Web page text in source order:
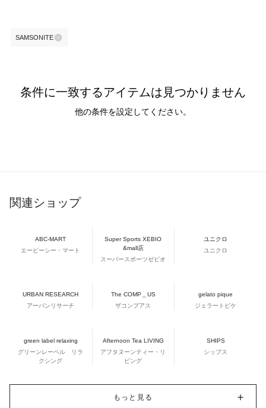
SAMSONITE
条件に一致するアイテムは見つかりません
他の条件を設定してください。
関連ショップ
ABC-MART
エービーシー・マート
Super Sports XEBIO
&mall店
スーパースポーツゼビオ
ユニクロ
ユニクロ
URBAN RESEARCH
アーバンリサーチ
The COMP＿US
ザコンプアス
gelato pique
ジェラートピケ
green label relaxing
グリーンレーベル リラ
クシング
Afternoon Tea LIVING
アフタヌーンティー・リ
ビング
SHIPS
シップス
もっと見る